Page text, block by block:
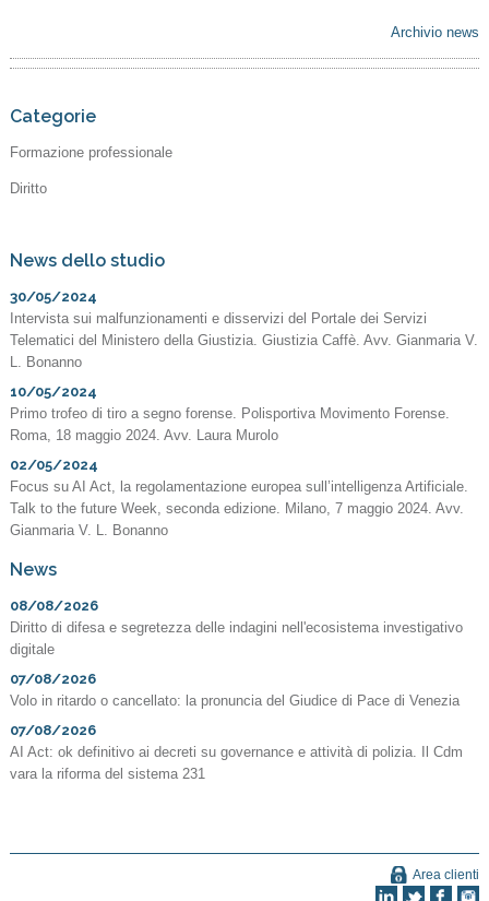
Archivio news
Categorie
Formazione professionale
Diritto
News dello studio
30/05/2024
Intervista sui malfunzionamenti e disservizi del Portale dei Servizi
Telematici del Ministero della Giustizia. Giustizia Caffè. Avv. Gianmaria V.
L. Bonanno
10/05/2024
Primo trofeo di tiro a segno forense. Polisportiva Movimento Forense.
Roma, 18 maggio 2024. Avv. Laura Murolo
02/05/2024
Focus su AI Act, la regolamentazione europea sull’intelligenza Artificiale.
Talk to the future Week, seconda edizione. Milano, 7 maggio 2024. Avv.
Gianmaria V. L. Bonanno
News
08/08/2026
Diritto di difesa e segretezza delle indagini nell'ecosistema investigativo
digitale
07/08/2026
Volo in ritardo o cancellato: la pronuncia del Giudice di Pace di Venezia
07/08/2026
AI Act: ok definitivo ai decreti su governance e attività di polizia. Il Cdm
vara la riforma del sistema 231
Area clienti